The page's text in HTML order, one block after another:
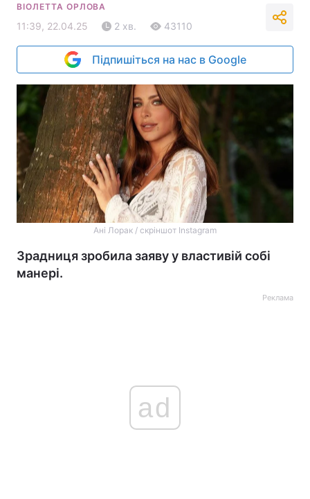
ВІОЛЕТТА ОРЛОВА
11:39, 22.04.25 2 хв. 43110
Підпишіться на нас в Google
Ані Лорак / скріншот Instagram
Зрадниця зробила заяву у властивій собі
манері.
Реклама
ad